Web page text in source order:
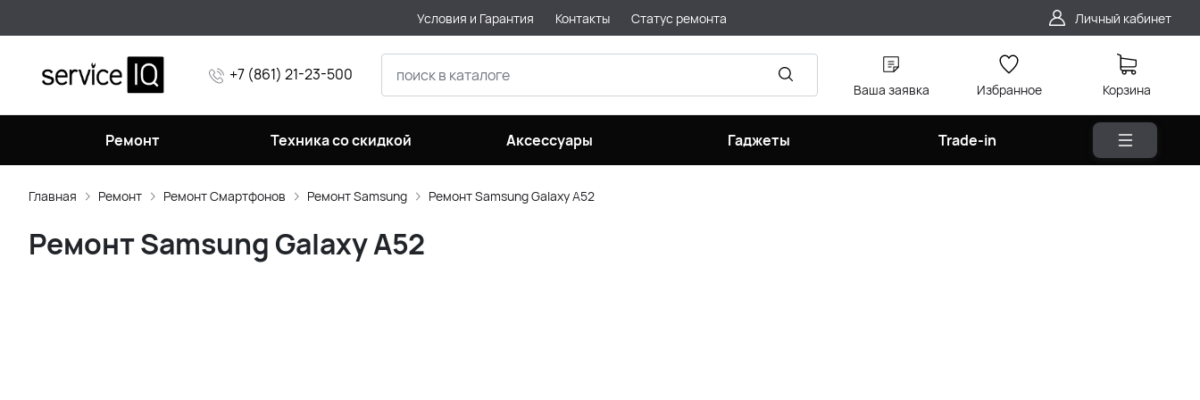
Условия и Гарантия Контакты Статус ремонта Личный кабинет
+7 (861) 21-23-500
Ваша заявка Избранное Корзина
Ремонт Техника со скидкой Аксессуары Гаджеты Trade-in
Главная Ремонт Ремонт Смартфонов Ремонт Samsung Ремонт Samsung Galaxy A52
Ремонт Samsung Galaxy A52